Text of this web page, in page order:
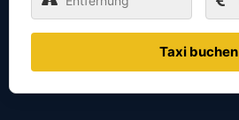
Taxi buchen